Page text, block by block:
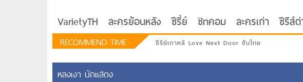
VarietyTH ละครย้อนหลัง ซีรี่ย์ ซิทคอม ละครเก่า ซีรีส์ต่
RECOMMEND TIME ซีรีย์เกาหลี Love Next Door ซับไทย
หลงเงา นักแสดง